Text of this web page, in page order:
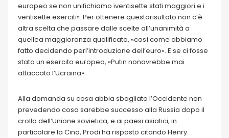
europeo se non unifichiamo iventisette stati maggiori e i
ventisette eserciti». Per ottenere questorisultato non c’è
altra scelta che passare dalle scelte all’unanimità a
quellea maggioranza qualificata, «così come abbiamo
fatto decidendo perl’introduzione dell’euro». E se ci fosse
stato un esercito europeo, «Putin nonavrebbe mai
attaccato l’Ucraina».
Alla domanda su cosa abbia sbagliato l’Occidente non
prevedendo cosa sarebbe successo alla Russia dopo il
crollo dell’Unione sovietica, e ai paesi asiatici, in
particolare la Cina, Prodi ha risposto citando Henry